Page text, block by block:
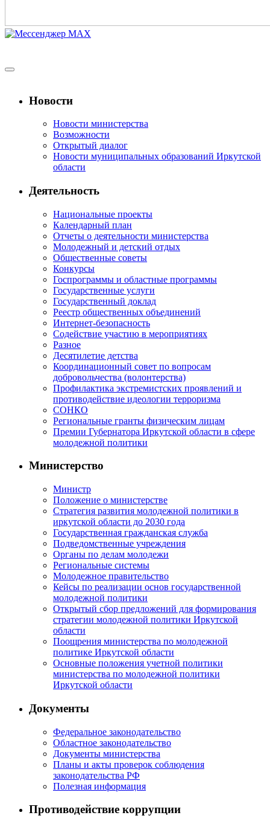
Новости
Новости министерства
Возможности
Открытый диалог
Новости муниципальных образований Иркутской
области
Деятельность
Национальные проекты
Календарный план
Отчеты о деятельности министерства
Молодежный и детский отдых
Общественные советы
Конкурсы
Госпрограммы и областные программы
Государственные услуги
Государственный доклад
Реестр общественных объединений
Интернет-безопасность
Содействие участию в мероприятиях
Разное
Десятилетие детства
Координационный совет по вопросам
добровольчества (волонтерства)
Профилактика экстремистских проявлений и
противодействие идеологии терроризма
СОНКО
Региональные гранты физическим лицам
Премии Губернатора Иркутской области в сфере
молодежной политики
Министерство
Министр
Положение о министерстве
Стратегия развития молодежной политики в
иркутской области до 2030 года
Государственная гражданская служба
Подведомственные учреждения
Органы по делам молодежи
Региональные системы
Молодежное правительство
Кейсы по реализации основ государственной
молодежной политики
Открытый сбор предложений для формирования
стратегии молодежной политики Иркутской
области
Поощрения министерства по молодежной
политике Иркутской области
Основные положения учетной политики
министерства по молодежной политики
Иркутской области
Документы
Федеральное законодательство
Областное законодательство
Документы министерства
Планы и акты проверок соблюдения
законодательства РФ
Полезная информация
Противодействие коррупции